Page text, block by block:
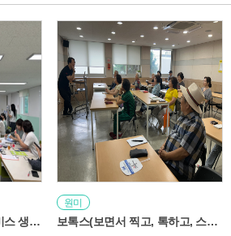
8월 1주 노인맞춤돌봄서비스 생활지원사 정기회의 진행
원미
보톡스(보면서 찍고, 톡하고, 스마트폰으로 AI가공까지) 2회차 진행